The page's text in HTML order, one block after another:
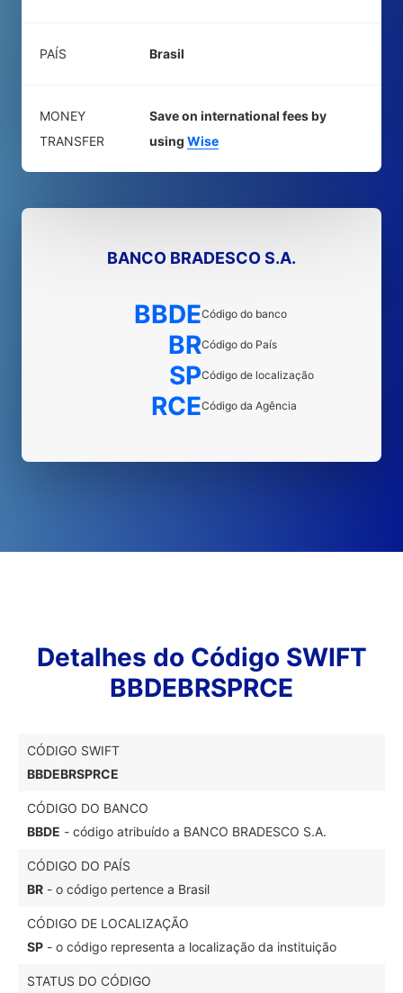
PAÍS Brasil
MONEY
TRANSFER
Save on international fees by
using Wise
BANCO BRADESCO S.A.
BBDECódigo do banco
BRCódigo do País
SPCódigo de localização
RCECódigo da Agência
Detalhes do Código SWIFT
BBDEBRSPRCE
CÓDIGO SWIFT
BBDEBRSPRCE
CÓDIGO DO BANCO
BBDE - código atribuído a BANCO BRADESCO S.A.
CÓDIGO DO PAÍS
BR - o código pertence a Brasil
CÓDIGO DE LOCALIZAÇÃO
SP - o código representa a localização da instituição
STATUS DO CÓDIGO